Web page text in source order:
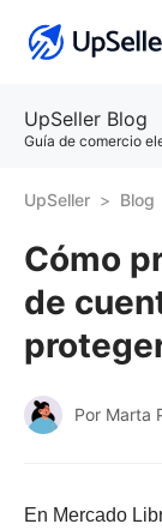
UpSeller Blog
Guía de comercio
UpSeller Blog
Cómo
de
Por Marta
En Mercado